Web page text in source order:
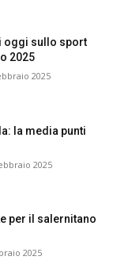
oggi sullo sport
2025
2025
la media punti
2025
per il salernitano
2025